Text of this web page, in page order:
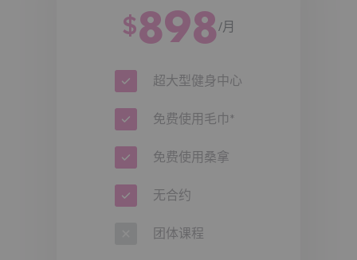
$898/月
超大型健身中心
免费使用毛巾*
免费使用桑拿
无合约
团体课程